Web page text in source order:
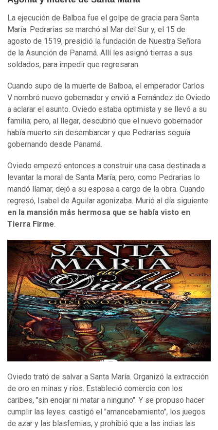
La ejecución de Balboa fue el golpe de gracia para Santa
María. Pedrarias se marchó al Mar del Sur y, el 15 de
agosto de 1519, presidió la fundación de Nuestra Señora
de la Asunción de Panamá. Allí les asignó tierras a sus
soldados, para impedir que regresaran.
Cuando supo de la muerte de Balboa, el emperador Carlos
V nombró nuevo gobernador y envió a Fernández de Oviedo
a aclarar el asunto. Oviedo estaba optimista y se llevó a su
familia; pero, al llegar, descubrió que el nuevo gobernador
había muerto sin desembarcar y que Pedrarias seguía
gobernando desde Panamá.
Oviedo empezó entonces a construir una casa destinada a
levantar la moral de Santa María; pero, como Pedrarias lo
mandó llamar, dejó a su esposa a cargo de la obra. Cuando
regresó, Isabel de Aguilar agonizaba. Murió al día siguiente
en la mansión más hermosa que se había visto en
Tierra Firme.
Oviedo trató de salvar a Santa María. Organizó la extracción
de oro en minas y ríos. Estableció comercio con los
caribes, "sin enojar ni matar a ninguno". Y se propuso hacer
cumplir las leyes: castigó el "amancebamiento", los juegos
de azar y las blasfemias, y prohibió que a las indias las